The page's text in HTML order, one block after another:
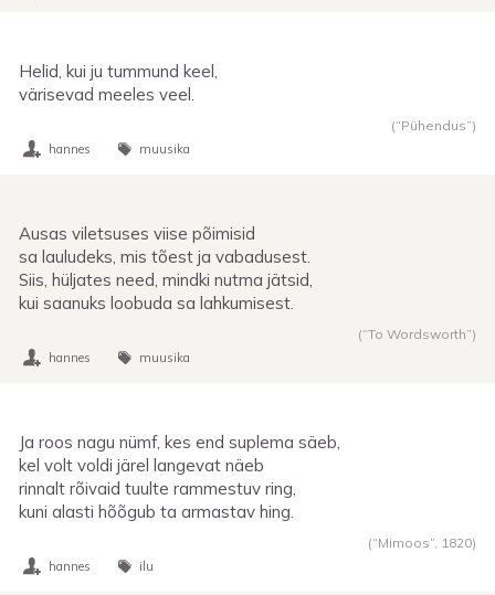
Helid, kui ju tummund keel,
värisevad meeles veel.
(“Pühendus”)
hannes muusika
Ausas viletsuses viise põimisid
sa lauludeks, mis tõest ja vabadusest.
Siis, hüljates need, mindki nutma jätsid,
kui saanuks loobuda sa lahkumisest.
(“To Wordsworth”)
hannes muusika
Ja roos nagu nümf, kes end suplema säeb,
kel volt voldi järel langevat näeb
rinnalt rõivaid tuulte rammestuv ring,
kuni alasti hõõgub ta armastav hing.
(“Mimoos”, 1820)
hannes ilu